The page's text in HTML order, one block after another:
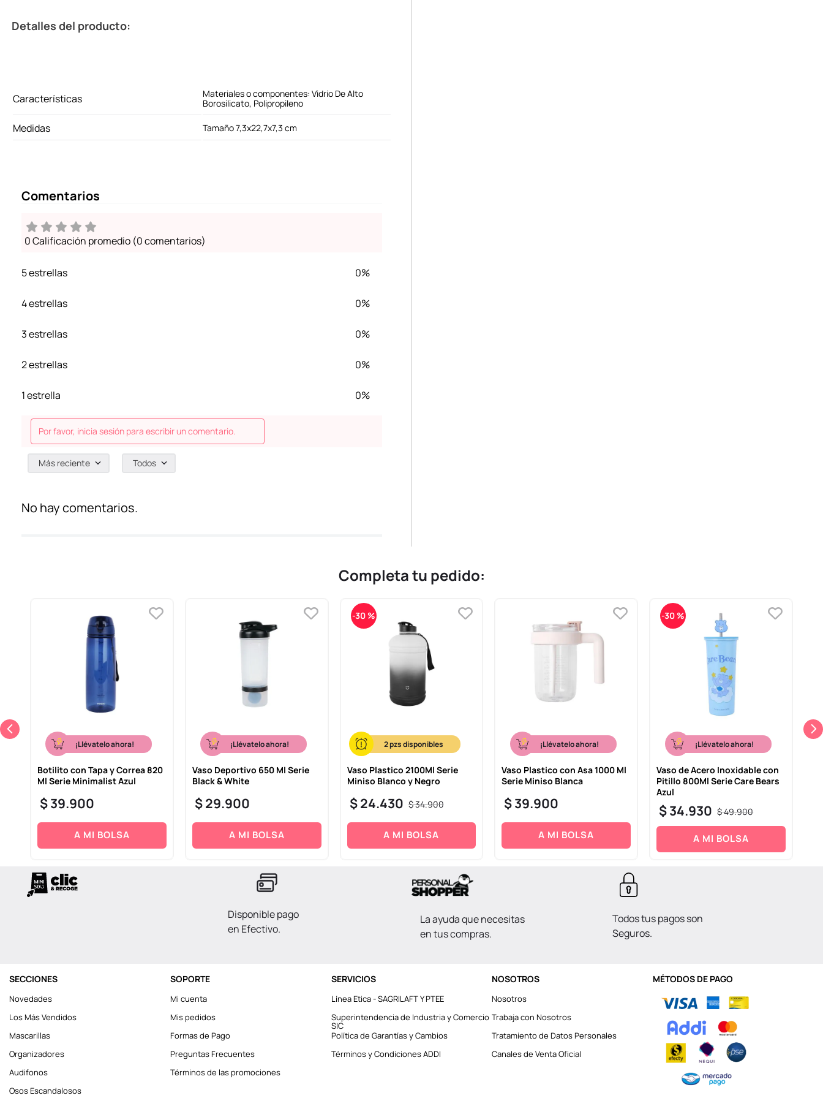
Detalles del producto:
Características
Materiales o componentes: Vidrio De Alto
Borosilicato, Polipropileno
Medidas Tamaño 7,3x22,7x7,3 cm
Comentarios
0 Calificación promedio (0 comentarios)
5 estrellas 0%
4 estrellas 0%
3 estrellas 0%
2 estrellas 0%
1 estrella 0%
Por favor, inicia sesión para escribir un comentario.
Más reciente Todos
No hay comentarios.
Completa tu pedido:
¡Llévatelo ahora!
Botilito con Tapa y Correa 820
Ml Serie Minimalist Azul
$39.900
A MI BOLSA
¡Llévatelo ahora!
Vaso Deportivo 650 Ml Serie
Black & White
$29.900
A MI BOLSA
-30 %
2
Vaso Plastico 2100Ml Serie
Miniso Blanco y Negro
$34.900
$24.430
A MI BOLSA
¡Llévatelo ahora!
Vaso Plastico con Asa 1000 Ml
Serie Miniso Blanca
$39.900
A MI BOLSA
-30 %
¡Llévatelo ahora!
Vaso de Acero Inoxidable con
Pitillo 800Ml Serie Care Bears
Azul
$49.900
$34.930
A MI BOLSA
Disponible pago
en Efectivo.
La ayuda que necesitas
en tus compras.
Todos tus pagos son
Seguros.
SECCIONES
Novedades
Los Más Vendidos
Mascarillas
Organizadores
Audifonos
Osos Escandalosos
SOPORTE
Mi cuenta
Mis pedidos
Formas de Pago
Preguntas Frecuentes
Términos de las promociones
SERVICIOS
Línea Etica - SAGRILAFT Y PTEE
Superintendencia de Industria y Comercio
SIC
Política de Garantías y Cambios
Términos y Condiciones ADDI
NOSOTROS
Nosotros
Trabaja con Nosotros
Tratamiento de Datos Personales
Canales de Venta Oficial
MÉTODOS DE PAGO